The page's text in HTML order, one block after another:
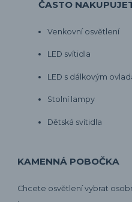
ČASTO
Venkovní osvětlení
LED svítidla
LED s dálkovým
Stolní lampy
Dětská svítidla
KAMENNÁ POBOČKA
Chcete osvětlení vybrat